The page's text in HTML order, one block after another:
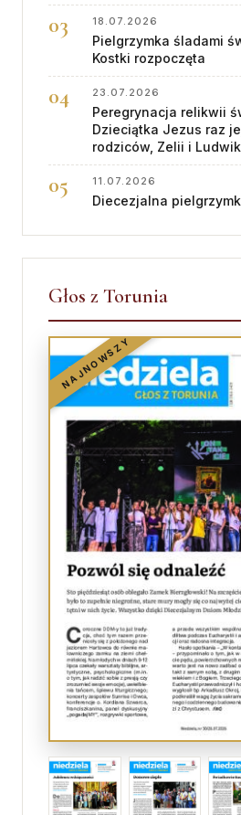
18.07.2026
Pielgrzymka śladami
Kostki rozpoczęta
23.07.2026
Peregrynacja relikwii
Dzieciątka Jezus raz
rodziców, Zelii i
11.07.2026
Diecezjalna
Głos z Torunia
NAJNOWSZY